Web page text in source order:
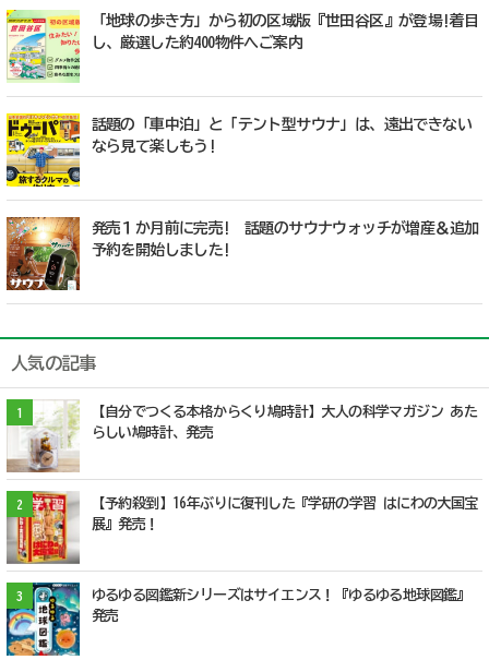
「地球の歩き方」から初の区域版『世田谷区』が登場!着目
し、厳選した約400物件へご案内
話題の「車中泊」と「テント型サウナ」は、遠出できない
なら見て楽しもう!
発売１か月前に完売! 話題のサウナウォッチが増産＆追加
予約を開始しました!
人気の記事
1
【自分でつくる本格からくり鳩時計】大人の科学マガジン あた
らしい鳩時計、発売
2
【予約殺到】16年ぶりに復刊した『学研の学習 はにわの大国宝
展』発売！
3
ゆるゆる図鑑新シリーズはサイエンス！『ゆるゆる地球図鑑』
発売